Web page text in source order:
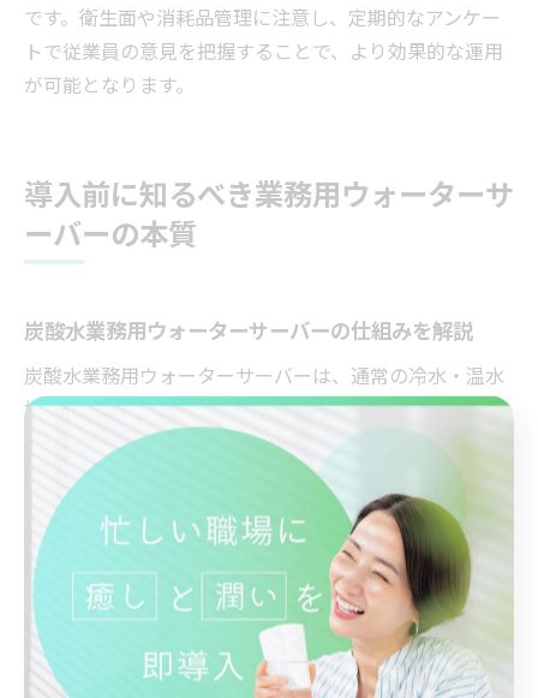
です。衛生面や消耗品管理に注意し、定期的なアンケー
トで従業員の意見を把握することで、より効果的な運用
が可能となります。
導入前に知るべき業務用ウォーターサ
ーバーの本質
炭酸水業務用ウォーターサーバーの仕組みを解説
炭酸水業務用ウォーターサーバーは、通常の冷水・温水
機能に加え、炭酸ガスを水に直接注入することで炭酸水
を手軽に生成できる点が大きな特徴です。サーバー内部
には専用の炭酸ガスシリンダーが搭載され、必要な量だ
け炭酸を添加する仕組みとなっています。炭酸の強さを
調整できるモデルもあり、用途に応じて好みの炭酸水が
作れるのが魅力です。
業務用としては、1台で複数の機能を兼ね備えているた
め、オフィスや店舗でのドリンクメニューの幅が広がり
ます。例えば、東京都青梅市の中小オフィスでは、従業